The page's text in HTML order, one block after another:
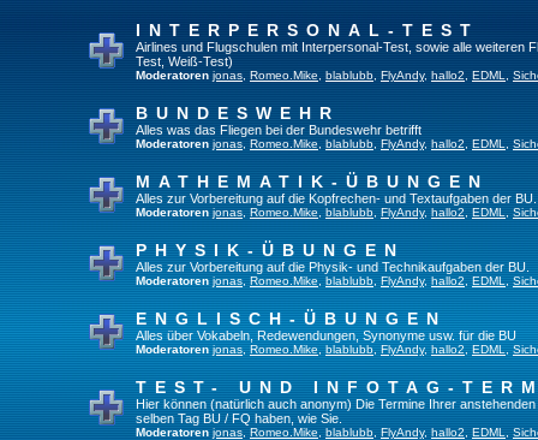
INTERPERSONAL-TEST
Airlines und Flugschulen mit Interpersonal-Test, sowie alle weiteren
Test, Weiß-Test)
Moderatoren jonas Romeo.Mike blablubb FlyAndy, hallo2 EDML
BUNDESWEHR
Alles was das Fliegen bei der Bundeswehr betrifft
Moderatoren jonas Romeo.Mike blablubb FlyAndy, hallo2 EDML
MATHEMATIK-ÜBUNGEN
Alles zur Vorbereitung auf die Kopfrechen- und Textaufgaben der BU.
Moderatoren jonas Romeo.Mike blablubb FlyAndy, hallo2 EDML
PHYSIK-ÜBUNGEN
Alles zur Vorbereitung auf die Physik- und Technikaufgaben der BU.
Moderatoren jonas Romeo.Mike blablubb FlyAndy, hallo2 EDML
ENGLISCH-ÜBUNGEN
Alles über Vokabeln, Redewendungen, Synonyme usw. für die BU
Moderatoren jonas Romeo.Mike blablubb FlyAndy, hallo2 EDML
TEST- UND INFOTAG-
Hier können (natürlich auch anonym) Die Termine Ihrer
selben Tag BU / FQ haben, wie Sie.
Moderatoren jonas Romeo.Mike blablubb FlyAndy, hallo2 EDML